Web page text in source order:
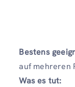
Bestens
auf mehreren
Was es tut: